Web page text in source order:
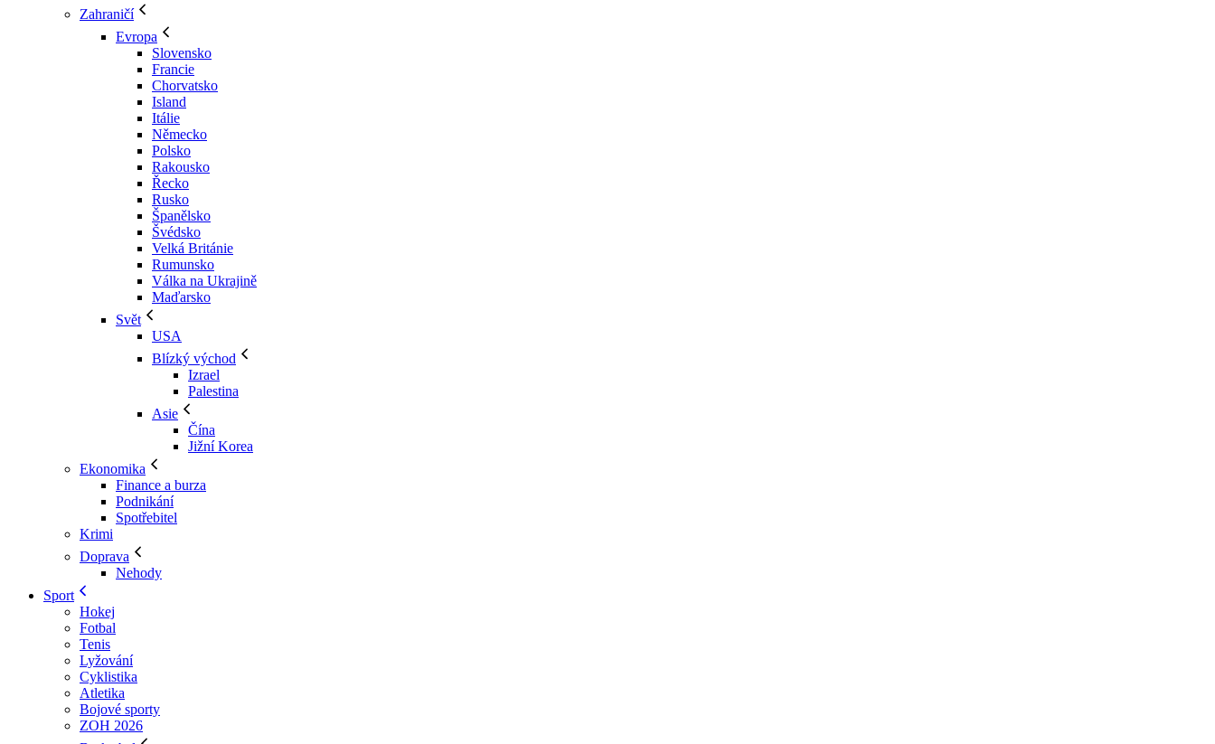
Zahraničí
Evropa
Slovensko
Francie
Chorvatsko
Island
Itálie
Německo
Polsko
Rakousko
Řecko
Rusko
Španělsko
Švédsko
Velká Británie
Rumunsko
Válka na Ukrajině
Maďarsko
Svět
USA
Blízký východ
Izrael
Palestina
Asie
Čína
Jižní Korea
Ekonomika
Finance a burza
Podnikání
Spotřebitel
Krimi
Doprava
Nehody
Sport
Hokej
Fotbal
Tenis
Lyžování
Cyklistika
Atletika
Bojové sporty
ZOH 2026